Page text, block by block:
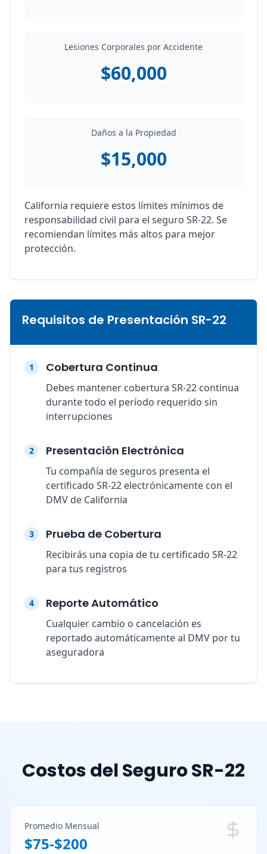
Lesiones Corporales por Accidente
$60,000
Daños a la Propiedad
$15,000
California requiere estos límites mínimos de
responsabilidad civil para el seguro SR-22. Se
recomiendan límites más altos para mejor
protección.
Requisitos de Presentación SR-22
1 Cobertura Continua
Debes mantener cobertura SR-22 continua
durante todo el período requerido sin
interrupciones
2 Presentación Electrónica
Tu compañía de seguros presenta el
certificado SR-22 electrónicamente con el
DMV de California
3 Prueba de Cobertura
Recibirás una copia de tu certificado SR-22
para tus registros
4 Reporte Automático
Cualquier cambio o cancelación es
reportado automáticamente al DMV por tu
aseguradora
Costos del Seguro SR-22
Promedio Mensual
$75-$200